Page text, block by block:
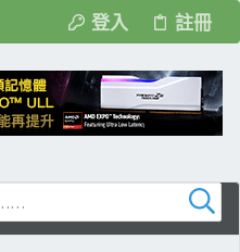
登入 註冊